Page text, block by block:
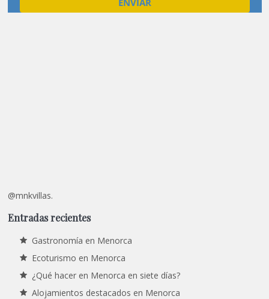
@mnkvillas.
Entradas recientes
Gastronomía en Menorca
Ecoturismo en Menorca
¿Qué hacer en Menorca en siete días?
Alojamientos destacados en Menorca